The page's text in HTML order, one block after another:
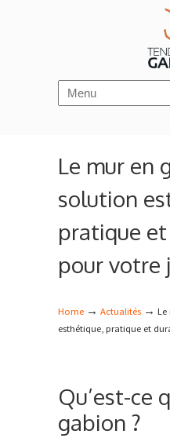
Navigation
Le mur en
solution
pratique
pour votre
Home → Actualités → Le
esthétique, pratique et
Qu’est-ce
gabion ?